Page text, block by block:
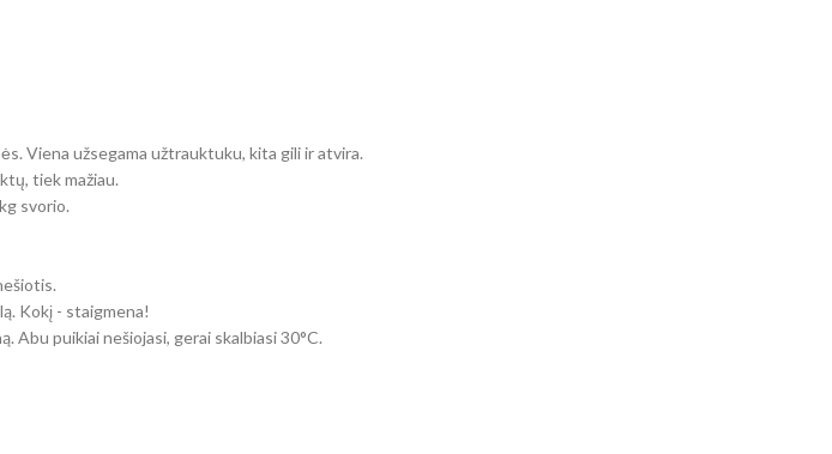
Viena užsegama užtrauktuku, kita gili ir atvira.
tiek mažiau.
svorio.
Kokį - staigmena!
Abu puikiai nešiojasi, gerai skalbiasi 30°C.